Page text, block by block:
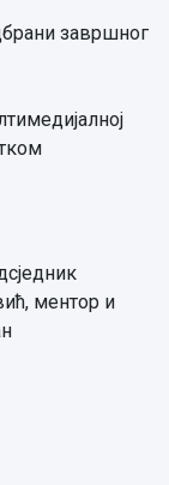
завршног
ментор и